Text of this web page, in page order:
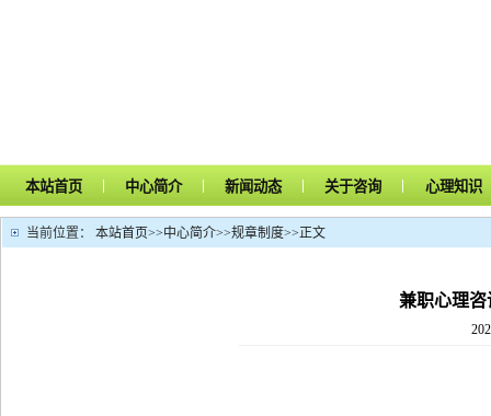
本站首页 | 中心简介 | 新闻动态 | 关于咨询 | 心理知识
当前位置： 本站首页>>中心简介>>规章制度>>正文
兼职心理咨